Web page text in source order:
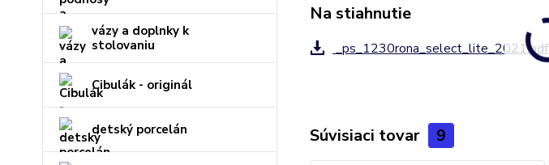
vázy a doplnky k
stolovaniu
Cibulák - originál
detský porcelán
Na stiahnutie
_ps_1230rona_select_lite_2021.pdf
Súvisiaci tovar 9